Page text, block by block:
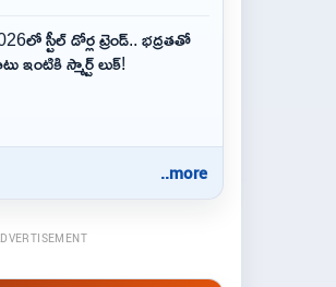
స్టీల్ డోర్ల ట్రెండ్.. భద్రతతో
ఇంటికి స్మార్ట్ లుక్!
..more